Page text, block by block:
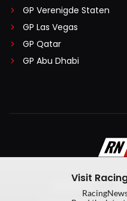
GP Verenigde Staten
GP Las Vegas
GP Qatar
GP Abu Dhabi
Visit